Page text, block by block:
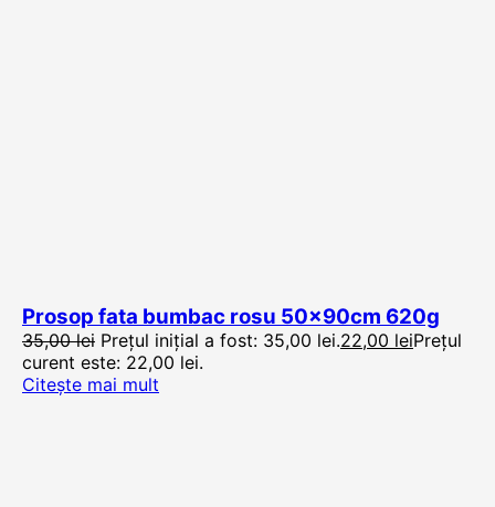
Prosop fata bumbac rosu 50x90cm 620g
35,00lei Prețul inițial a fost: 35,00 lei.22,00 leiPrețul
curent este: 22,00 lei.
Citește mai mult